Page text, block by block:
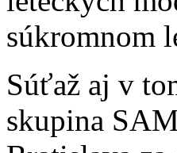
súkromnom
Súťaž aj v
skupina